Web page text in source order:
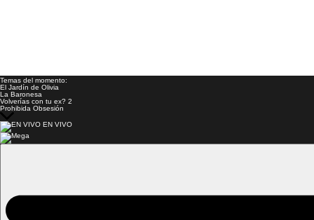
Temas del momento:
El Jardín de Olivia
La Baronesa
Volverías con tu ex? 2
Prohibida Obsesión
EN VIVO